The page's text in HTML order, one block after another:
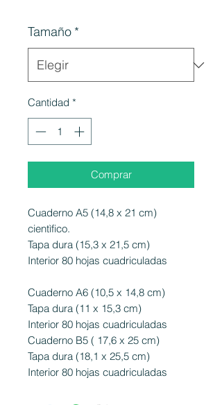
Tamaño *
Cantidad *
Comprar
Cuaderno A5 (14,8 x 21 cm)
cientìfico.
Tapa dura (15,3 x 21,5 cm)
Interior 80 hojas cuadriculadas
Cuaderno A6 (10,5 x 14,8 cm)
Tapa dura (11 x 15,3 cm)
Interior 80 hojas cuadriculadas
Cuaderno B5 ( 17,6 x 25 cm)
Tapa dura (18,1 x 25,5 cm)
Interior 80 hojas cuadriculadas